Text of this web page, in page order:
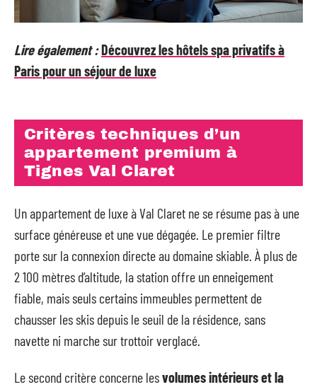
Lire également :Découvrez les hôtels spa privatifs à
Paris pour un séjour de luxe
Critères techniques d’un
appartement premium à
Tignes Val Claret
Un appartement de luxe à Val Claret ne se résume pas à une
surface généreuse et une vue dégagée. Le premier filtre
porte sur la connexion directe au domaine skiable. À plus de
2 100 mètres d’altitude, la station offre un enneigement
fiable, mais seuls certains immeubles permettent de
chausser les skis depuis le seuil de la résidence, sans
navette ni marche sur trottoir verglacé.
Le second critère concerne lesvolumes intérieurs et la